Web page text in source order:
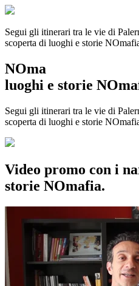
Segui gli itinerari tra le vie di
scoperta di luoghi e storie
NOma
luoghi e storie
Segui gli itinerari tra le vie di
scoperta di luoghi e storie
Video promo con i
storie NOmafia.